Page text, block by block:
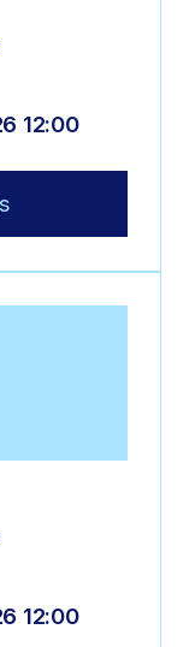
12:00
12:00